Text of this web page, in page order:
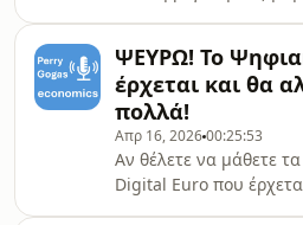
ΨΕΥΡΩ! Το
έρχεται και θα
πολλά!
Απρ 16, 202600:25:53
Αν θέλετε να μάθετε
Digital Euro που